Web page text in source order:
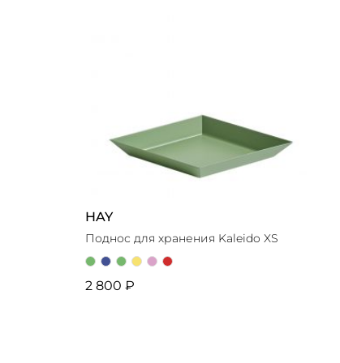
HAY
Поднос для хранения Kaleido XS
2 800 ₽